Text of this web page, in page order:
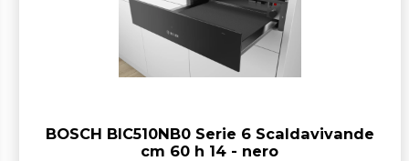
BOSCH BIC510NB0 Serie 6 Scaldavivande
cm 60 h 14 - nero